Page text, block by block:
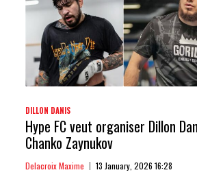
DILLON DANIS
Hype FC veut organiser Dillon
Chanko Zaynukov
Delacroix Maxime 13 January, 2026 16:28